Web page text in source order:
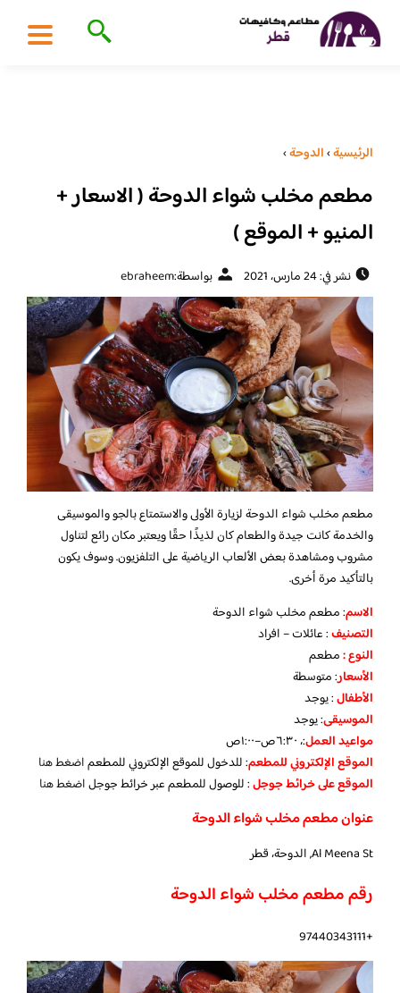
الرئيسية›الدوحة›
مطعم مخلب شواء الدوحة ( الاسعار +
المنيو + الموقع )
نشر في: 24 مارس، 2021 بواسطة:ebraheem
مطعم مخلب شواء الدوحة لزيارة الأولى والاستمتاع بالجو والموسيقى
والخدمة كانت جيدة والطعام كان لذيذًا حقًا ويعتبر مكان رائع لتناول
مشروب ومشاهدة بعض الألعاب الرياضية على التلفزيون. وسوف يكون
بالتأكيد مرة أخرى.
الاسم: مطعم مخلب شواء الدوحة
التصنيف: عائلات – افراد
النوع :مطعم
الأسعار:متوسطة
الأطفال:يوجد
الموسيقى:يوجد
مواعيد العمل:، ٦:٣٠ص–١:٠٠ص
الموقع الإلكتروني للمطعم: للدخول للموقع الإلكتروني للمطعماضغط هنا
الموقع على خرائط جوجل: للوصول للمطعم عبر خرائط جوجلاضغط هنا
عنوان مطعم مخلب شواء الدوحة
Al Meena St, الدوحة، قطر
رقم مطعم مخلب شواء الدوحة
+97440343111